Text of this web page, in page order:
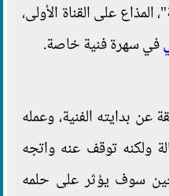
على القناة الأولى،
في سهرة فنية خاصة.
بدايته الفنية، وعمله
ولكنه توقف عنه واتجه
سوف يؤثر على حلمه